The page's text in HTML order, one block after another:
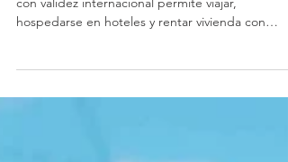
El Certificado ESA para gatos de apoyo
licencia en Estados Unidos, este documento